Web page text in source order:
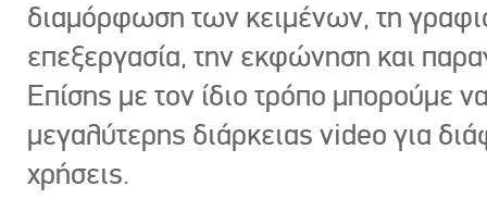
διαμόρφωση των κειμένων, τη
επεξεργασία, την εκφώνηση και
Επίσης με τον ίδιο τρόπο μπορούμε
μεγαλύτερης διάρκειας video για
χρήσεις.